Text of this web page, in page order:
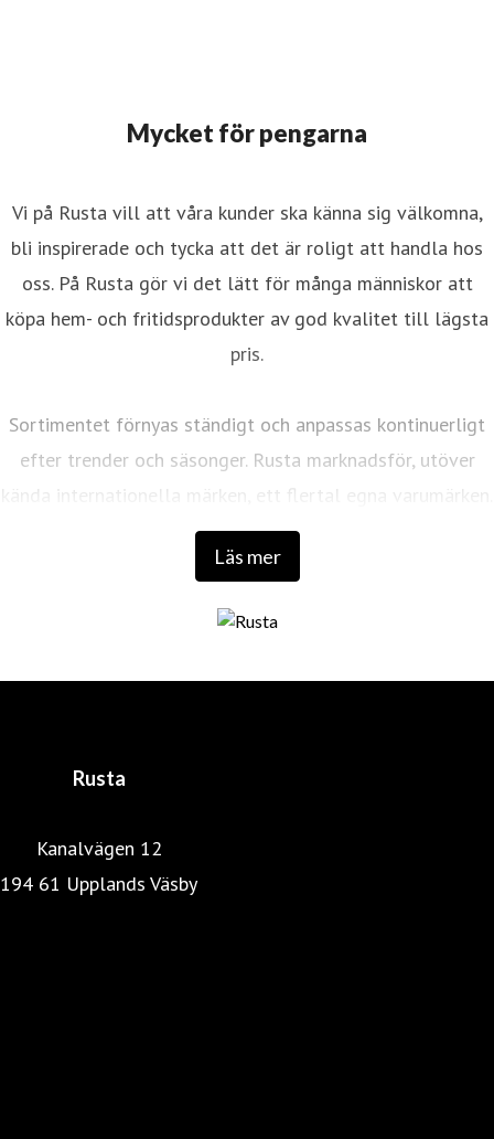
Mycket för pengarna
Läs mer
Vi på Rusta vill att våra kunder ska känna sig välkomna,
bli inspirerade och tycka att det är roligt att handla hos
oss. På Rusta gör vi det lätt för många människor att
köpa hem- och fritidsprodukter av god kvalitet till lägsta
pris.
Sortimentet förnyas ständigt och anpassas kontinuerligt
efter trender och säsonger. Rusta marknadsför, utöver
kända internationella märken, ett flertal egna varumärken.
Det första varuhuset öppnades 1986 av entreprenörerna
fortfarande är företagets huvudägare. De har båda en
Rusta
Kanalvägen 12
194 61 Upplands Väsby